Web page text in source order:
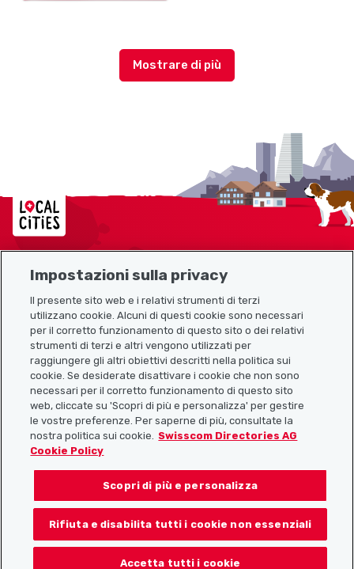
Localcities
Link utili
Scarica l’app Localcities
Seguiteci su:
Impostazioni sulla privacy
Il presente sito web e i relativi strumenti di terzi
utilizzano cookie. Alcuni di questi cookie sono necessari
per il corretto funzionamento di questo sito o dei relativi
strumenti di terzi e altri vengono utilizzati per
raggiungere gli altri obiettivi descritti nella politica sui
cookie. Se desiderate disattivare i cookie che non sono
necessari per il corretto funzionamento di questo sito
web, cliccate su 'Scopri di più e personalizza' per gestire
le vostre preferenze. Per saperne di più, consultate la
nostra politica sui cookie.
Swisscom Directories AG
Cookie Policy
Scopri di più e personalizza
Rifiuta e disabilita tutti i cookie non essenziali
Accetta tutti i cookie